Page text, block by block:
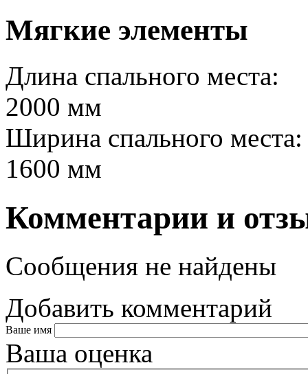
Мягкие элементы
Длина спального места:
2000 мм
Ширина спального места:
1600 мм
Комментарии и
Сообщения не найдены
Добавить комментарий
Ваше имя
Ваша оценка